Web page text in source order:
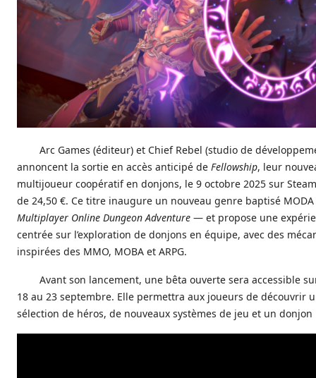
Arc Games (éditeur) et Chief Rebel (studio de
annoncent la sortie en accès anticipé de Fellowship, leur
multijoueur coopératif en donjons, le 9 octobre 2025 sur
de 24,50 €. Ce titre inaugure un nouveau genre baptisé
Multiplayer Online Dungeon Adventure — et propose une
centrée sur l’exploration de donjons en équipe, avec des
inspirées des MMO, MOBA et ARPG.
Avant son lancement, une bêta ouverte sera accessible
18 au 23 septembre. Elle permettra aux joueurs de découvrir
sélection de héros, de nouveaux systèmes de jeu et un